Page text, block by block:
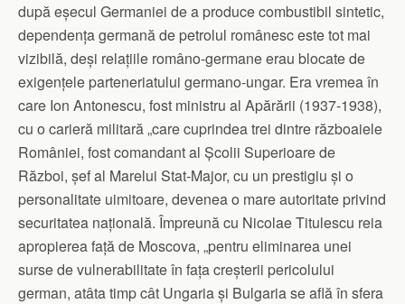
după eșecul Germaniei de a produce combustibil sintetic,
dependența germană de petrolul românesc este tot mai
vizibilă, deși relațiile româno-germane erau blocate de
exigențele parteneriatului germano-ungar. Era vremea în
care Ion Antonescu, fost ministru al Apărării (1937-1938),
cu o carieră militară „care cuprindea trei dintre războaiele
României, fost comandant al Școlii Superioare de
Război, șef al Marelui Stat-Major, cu un prestigiu și o
personalitate uimitoare, devenea o mare autoritate privind
securitatea națională. Împreună cu Nicolae Titulescu reia
apropierea față de Moscova, „pentru eliminarea unei
surse de vulnerabilitate în fața creșterii pericolului
german, atâta timp cât Ungaria și Bulgaria se află în sfera